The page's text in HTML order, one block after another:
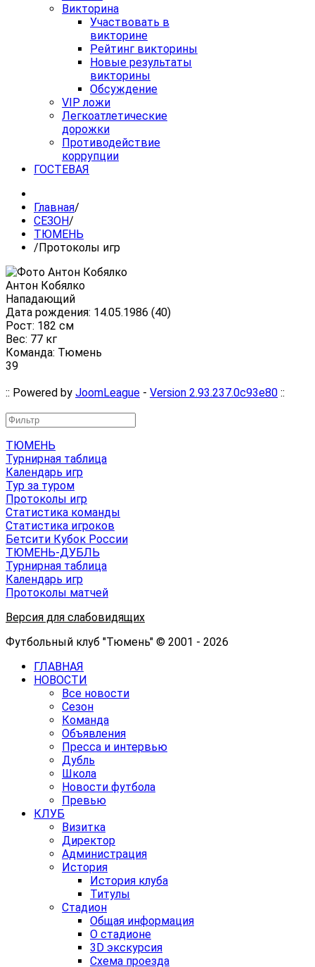
Викторина
Участвовать в
викторине
Рейтинг викторины
Новые результаты
викторины
Обсуждение
VIP ложи
Легкоатлетические
дорожки
Противодействие
коррупции
ГОСТЕВАЯ
Главная/
СЕЗОН/
ТЮМЕНЬ
/ Протоколы игр
Антон Кобялко
Нападающий
Дата рождения: 14.05.1986 (40)
Рост: 182 см
Вес: 77 кг
Команда: Тюмень
39
:: Powered by JoomLeague - Version 2.93.237.0c93e80 ::
ТЮМЕНЬ
Турнирная таблица
Календарь игр
Тур за туром
Протоколы игр
Статистика команды
Статистика игроков
Бетсити Кубок России
ТЮМЕНЬ-ДУБЛЬ
Турнирная таблица
Календарь игр
Протоколы матчей
Версия для слабовидящих
Футбольный клуб "Тюмень" © 2001 - 2026
ГЛАВНАЯ
НОВОСТИ
Все новости
Сезон
Команда
Объявления
Пресса и интервью
Дубль
Школа
Новости футбола
Превью
КЛУБ
Визитка
Директор
Администрация
История
История клуба
Титулы
Стадион
Общая информация
О стадионе
3D экскурсия
Схема проезда